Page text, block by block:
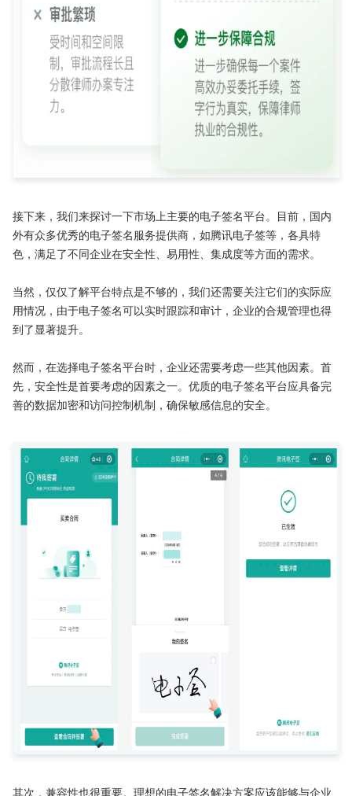
接下来，我们来探讨一下市场上主要的电子签名平台。目前，国内
外有众多优秀的电子签名服务提供商，如腾讯电子签等，各具特
色，满足了不同企业在安全性、易用性、集成度等方面的需求。
当然，仅仅了解平台特点是不够的，我们还需要关注它们的实际应
用情况，由于电子签名可以实时跟踪和审计，企业的合规管理也得
到了显著提升。
然而，在选择电子签名平台时，企业还需要考虑一些其他因素。首
先，安全性是首要考虑的因素之一。优质的电子签名平台应具备完
善的数据加密和访问控制机制，确保敏感信息的安全。
其次，兼容性也很重要。理想的电子签名解决方案应该能够与企业